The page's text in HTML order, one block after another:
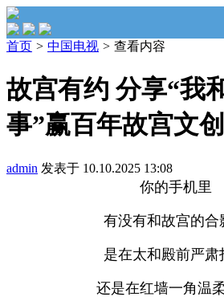
首页 > 中国电视 > 查看内容
故宫有约 分享“我
事”赢百年故宫文创
admin 发表于 10.10.2025 13:08
你的手机里
有没有和故宫的合
是在太和殿前严肃
还是在红墙一角温